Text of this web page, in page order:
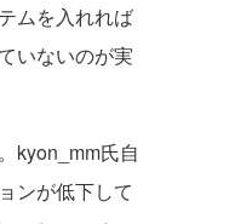
ムを入れれば
いないのが実
kyon_mm氏自
ンが低下して